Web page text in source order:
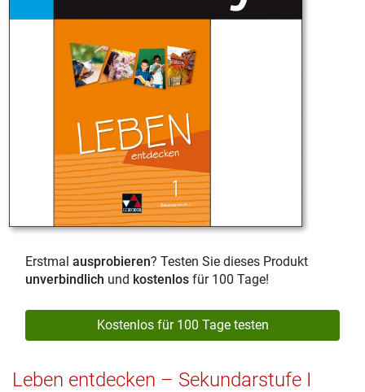
Erstmal ausprobieren? Testen Sie dieses Produkt
unverbindlich und kostenlos für 100 Tage!
Kostenlos für 100 Tage testen
Leben entdecken – Sekundarstufe I